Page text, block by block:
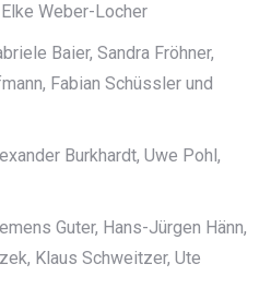
Weber-Locher
Baier, Sandra Fröhner,
Fabian Schüssler und
Burkhardt, Uwe Pohl,
Guter, Hans-Jürgen Hänn,
Klaus Schweitzer, Ute